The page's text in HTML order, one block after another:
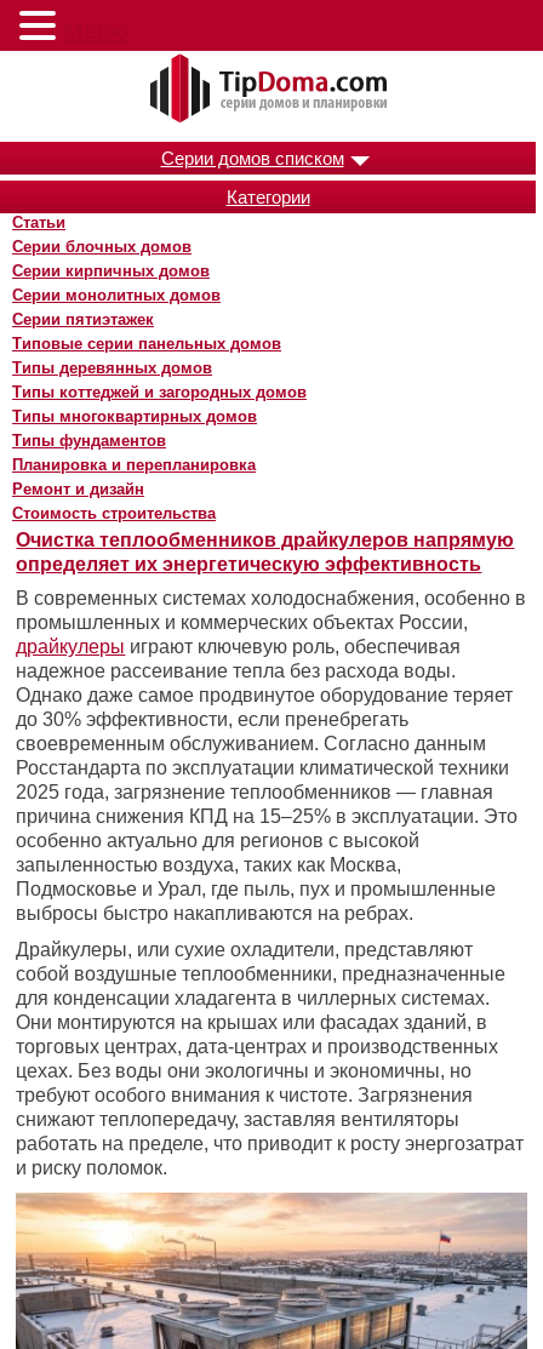
Серии домов списком
Категории
Статьи
Серии блочных домов
Серии кирпичных домов
Серии монолитных домов
Серии пятиэтажек
Типовые серии панельных домов
Типы деревянных домов
Типы коттеджей и загородных домов
Типы многоквартирных домов
Типы фундаментов
Планировка и перепланировка
Ремонт и дизайн
Стоимость строительства
Очистка теплообменников драйкулеров напрямую
определяет их энергетическую эффективность
В современных системах холодоснабжения, особенно в
промышленных и коммерческих объектах России,
драйкулеры играют ключевую роль, обеспечивая
надежное рассеивание тепла без расхода воды.
Однако даже самое продвинутое оборудование теряет
до 30% эффективности, если пренебрегать
своевременным обслуживанием. Согласно данным
Росстандарта по эксплуатации климатической техники
2025 года, загрязнение теплообменников — главная
причина снижения КПД на 15–25% в эксплуатации. Это
особенно актуально для регионов с высокой
запыленностью воздуха, таких как Москва,
Подмосковье и Урал, где пыль, пух и промышленные
выбросы быстро накапливаются на ребрах.
Драйкулеры, или сухие охладители, представляют
собой воздушные теплообменники, предназначенные
для конденсации хладагента в чиллерных системах.
Они монтируются на крышах или фасадах зданий, в
торговых центрах, дата-центрах и производственных
цехах. Без воды они экологичны и экономичны, но
требуют особого внимания к чистоте. Загрязнения
снижают теплопередачу, заставляя вентиляторы
работать на пределе, что приводит к росту энергозатрат
и риску поломок.